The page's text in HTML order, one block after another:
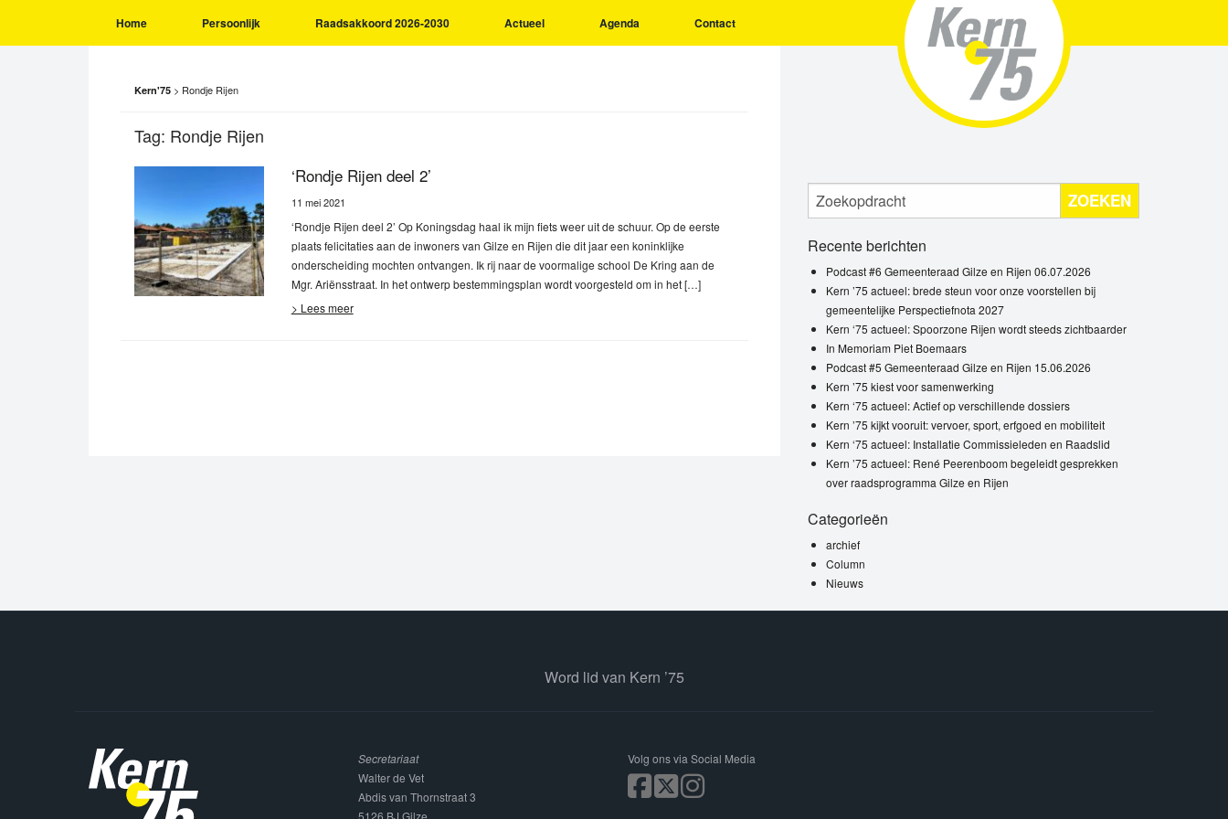
Home Persoonlijk Raadsakkoord 2026-2030 Actueel Agenda Contact
Kern'75 > Rondje Rijen
Tag: Rondje Rijen
‘Rondje Rijen deel 2’
11 mei 2021
‘Rondje Rijen deel 2’ Op Koningsdag haal ik mijn fiets weer uit de schuur. Op de eerste
plaats felicitaties aan de inwoners van Gilze en Rijen die dit jaar een koninklijke
onderscheiding mochten ontvangen. Ik rij naar de voormalige school De Kring aan de
Mgr. Ariënsstraat. In het ontwerp bestemmingsplan wordt voorgesteld om in het […]
> Lees meer
ZOEKEN
Recente berichten
Podcast #6 Gemeenteraad Gilze en Rijen 06.07.2026
Kern ’75 actueel: brede steun voor onze voorstellen bij
gemeentelijke Perspectiefnota 2027
Kern ‘75 actueel: Spoorzone Rijen wordt steeds zichtbaarder
In Memoriam Piet Boemaars
Podcast #5 Gemeenteraad Gilze en Rijen 15.06.2026
Kern ’75 kiest voor samenwerking
Kern ‘75 actueel: Actief op verschillende dossiers
Kern ’75 kijkt vooruit: vervoer, sport, erfgoed en mobiliteit
Kern ‘75 actueel: Installatie Commissieleden en Raadslid
Kern ’75 actueel: René Peerenboom begeleidt gesprekken
over raadsprogramma Gilze en Rijen
Categorieën
archief
Column
Nieuws
Word lid van Kern ’75
Secretariaat
Walter de Vet
Abdis van Thornstraat 3
5126 BJ Gilze
Volg ons via Social Media